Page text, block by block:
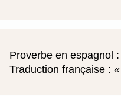
Proverbe en espagnol :
Traduction française :